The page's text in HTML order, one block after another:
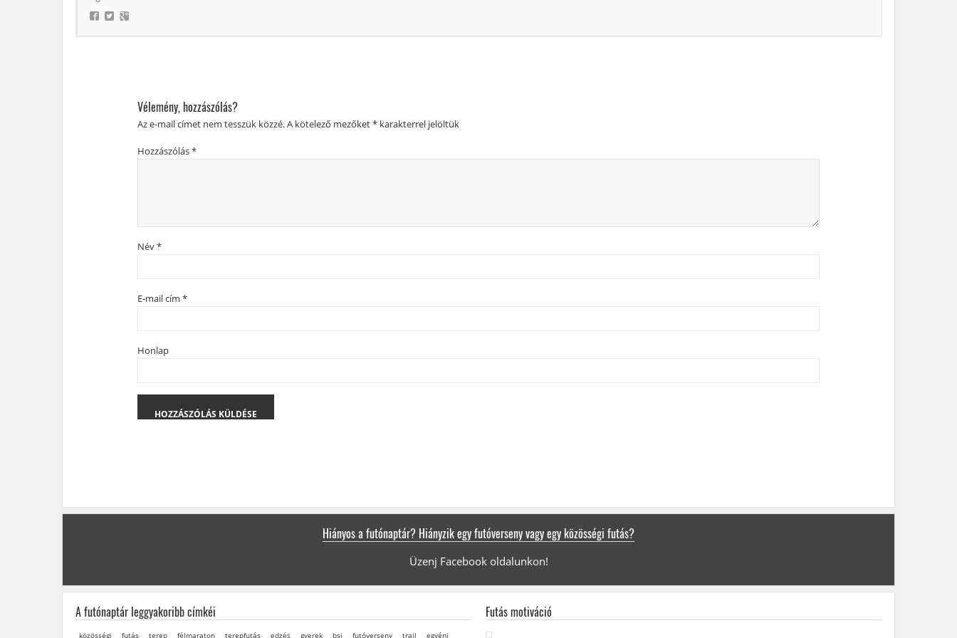
Vélemény, hozzászólás?
Az e-mail címet nem tesszük közzé.A kötelező mezőket*karakterrel jelöltük
Hozzászólás*
Név*
E-mail cím *
Honlap
Hiányos a futónaptár? Hiányzik egy futóverseny vagy egy közösségi futás?
Üzenj Facebook oldalunkon!
A futónaptár leggyakoribb címkéi
közösségi futás terep félmaraton terepfutás edzés gyerek bsi futóverseny trail egyéni
Futás motiváció